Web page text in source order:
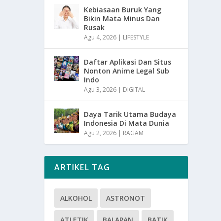
Kebiasaan Buruk Yang
Bikin Mata Minus Dan
Rusak
Agu 4, 2026 | LIFESTYLE
Daftar Aplikasi Dan Situs
Nonton Anime Legal Sub
Indo
Agu 3, 2026 | DIGITAL
Daya Tarik Utama Budaya
Indonesia Di Mata Dunia
Agu 2, 2026 | RAGAM
ARTIKEL TAG
ALKOHOL ASTRONOT